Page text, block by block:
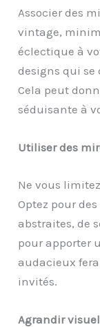
Associer des
vintage,
éclectique à
designs qui se
Cela peut
séduisante à
Utiliser des
Ne vous
Optez pour
abstraites, de
pour apporter
audacieux
invités.
Agrandir